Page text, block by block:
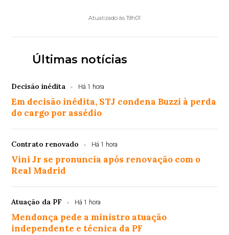
Atualizado às 19h01
Últimas notícias
Decisão inédita Há 1 hora
Em decisão inédita, STJ condena Buzzi à perda
do cargo por assédio
Contrato renovado Há 1 hora
Vini Jr se pronuncia após renovação com o
Real Madrid
Atuação da PF Há 1 hora
Mendonça pede a ministro atuação
independente e técnica da PF